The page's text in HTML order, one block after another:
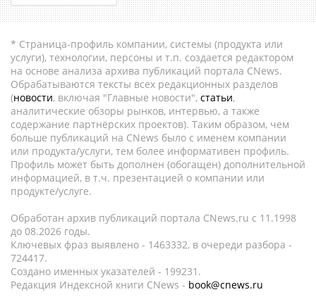
* Страница-профиль компании, системы (продукта или
услуги), технологии, персоны и т.п. создается редактором
на основе анализа архива публикаций портала CNews.
Обрабатываются тексты всех редакционных разделов
(новости, включая "Главные новости", статьи,
аналитические обзоры рынков, интервью, а также
содержание партнёрских проектов). Таким образом, чем
больше публикаций на CNews было с именем компании
или продукта/услуги, тем более информативен профиль.
Профиль может быть дополнен (обогащен) дополнительной
информацией, в т.ч. презентацией о компании или
продукте/услуге.
Обработан архив публикаций портала CNews.ru c 11.1998
до 08.2026 годы.
Ключевых фраз выявлено - 1463332, в очереди разбора -
724417.
Создано именных указателей - 199231.
Редакция Индексной книги CNews - book@cnews.ru